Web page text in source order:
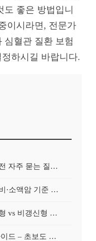
좋은 방법입니
이시라면, 전문가
심혈관 질환 보험
하시길 바랍니다.
암보험비교사이트 FAQ – 가입 전 자주 묻는 질문 정리
암보험비교사이트에서 암 진단비·소액암 기준 제대로 비교하기
암보험비교사이트로 보는 갱신형 vs 비갱신형 암보험 차이
암보험비교사이트 이용 방법 가이드 – 초보도 쉽게 비교하는 순서